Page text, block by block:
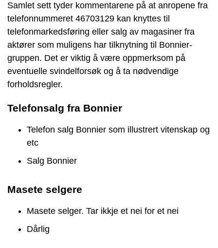
Samlet sett tyder kommentarene på at anropene fra
telefonnummeret 46703129 kan knyttes til
telefonmarkedsføring eller salg av magasiner fra
aktører som muligens har tilknytning til Bonnier-
gruppen. Det er viktig å være oppmerksom på
eventuelle svindelforsøk og å ta nødvendige
forholdsregler.
Telefonsalg fra Bonnier
Telefon salg Bonnier som illustrert vitenskap og
etc
Salg Bonnier
Masete selgere
Masete selger. Tar ikkje et nei for et nei
Dårlig